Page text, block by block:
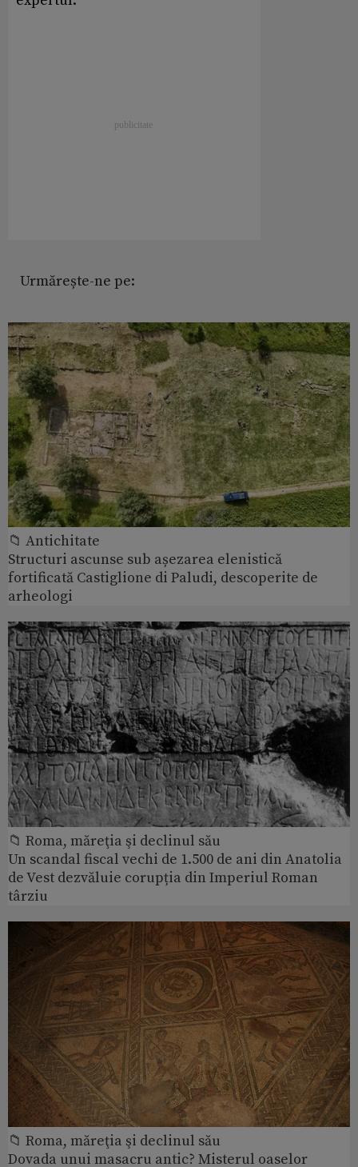
Urmărește-ne pe:
📁 Antichitate
Structuri ascunse sub așezarea elenistică
fortificată Castiglione di Paludi, descoperite de
arheologi
📁 Roma, măreţia şi declinul său
Un scandal fiscal vechi de 1.500 de ani din Anatolia
de Vest dezvăluie corupția din Imperiul Roman
târziu
📁 Roma, măreţia şi declinul său
Dovada unui masacru antic? Misterul oaselor